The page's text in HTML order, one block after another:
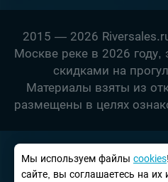
2015 — 2026
Москве реке в 2026 году,
скидками на
Материалы взяты из
размещены в целях
Мы используем файлы сookies
сайте, вы соглашаетесь на их